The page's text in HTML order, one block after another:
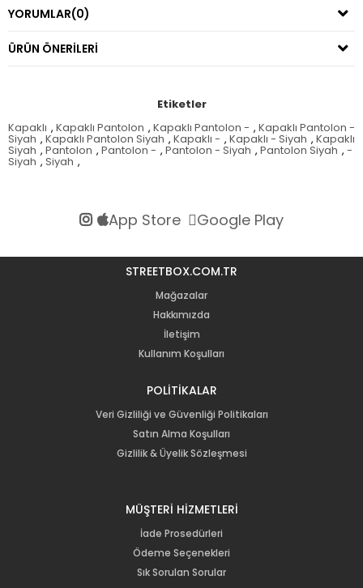
YORUMLAR(0)
ÜRÜN ÖNERILERI
Etiketler
Kapaklı , Kapaklı Pantolon , Kapaklı Pantolon - , Kapaklı Pantolon -
Siyah , Kapaklı Pantolon Siyah , Kapaklı - , Kapaklı - Siyah , Kapaklı
Siyah , Pantolon , Pantolon - , Pantolon - Siyah , Pantolon Siyah , -
Siyah , Siyah ,
App Store Google Play
STREETBOX.COM.TR
Mağazalar
Hakkımızda
İletişim
Kullanım Koşulları
POLİTİKALAR
Veri Gizliliği ve Güvenliği Politikaları
Satın Alma Koşulları
Gizlilik & Üyelik Sözleşmesi
MÜŞTERİ HİZMETLERİ
İade Prosedürleri
Ödeme Seçenekleri
Sık Sorulan Sorular